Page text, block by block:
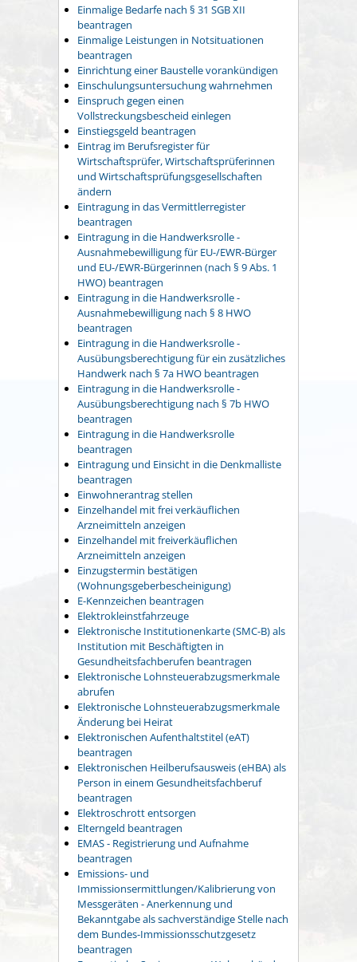
Einmalige Bedarfe nach § 31 SGB XII
beantragen
Einmalige Leistungen in Notsituationen
beantragen
Einrichtung einer Baustelle vorankündigen
Einschulungsuntersuchung wahrnehmen
Einspruch gegen einen
Vollstreckungsbescheid einlegen
Einstiegsgeld beantragen
Eintrag im Berufsregister für
Wirtschaftsprüfer, Wirtschaftsprüferinnen
und Wirtschaftsprüfungsgesellschaften
ändern
Eintragung in das Vermittlerregister
beantragen
Eintragung in die Handwerksrolle -
Ausnahmebewilligung für EU-/EWR-Bürger
und EU-/EWR-Bürgerinnen (nach § 9 Abs. 1
HWO) beantragen
Eintragung in die Handwerksrolle -
Ausnahmebewilligung nach § 8 HWO
beantragen
Eintragung in die Handwerksrolle -
Ausübungsberechtigung für ein zusätzliches
Handwerk nach § 7a HWO beantragen
Eintragung in die Handwerksrolle -
Ausübungsberechtigung nach § 7b HWO
beantragen
Eintragung in die Handwerksrolle
beantragen
Eintragung und Einsicht in die Denkmalliste
beantragen
Einwohnerantrag stellen
Einzelhandel mit frei verkäuflichen
Arzneimitteln anzeigen
Einzelhandel mit freiverkäuflichen
Arzneimitteln anzeigen
Einzugstermin bestätigen
(Wohnungsgeberbescheinigung)
E-Kennzeichen beantragen
Elektrokleinstfahrzeuge
Elektronische Institutionenkarte (SMC-B) als
Institution mit Beschäftigten in
Gesundheitsfachberufen beantragen
Elektronische Lohnsteuerabzugsmerkmale
abrufen
Elektronische Lohnsteuerabzugsmerkmale
Änderung bei Heirat
Elektronischen Aufenthaltstitel (eAT)
beantragen
Elektronischen Heilberufsausweis (eHBA) als
Person in einem Gesundheitsfachberuf
beantragen
Elektroschrott entsorgen
Elterngeld beantragen
EMAS - Registrierung und Aufnahme
beantragen
Emissions- und
Immissionsermittlungen/Kalibrierung von
Messgeräten - Anerkennung und
Bekanntgabe als sachverständige Stelle nach
dem Bundes-Immissionsschutzgesetz
beantragen